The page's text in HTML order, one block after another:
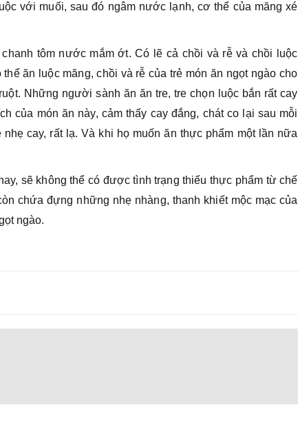
với muối, sau đó ngâm nước lạnh, cơ thể của măng xé
tôm nước mắm ớt. Có lẽ cả chồi và rễ và chồi luộc
ăn luộc măng, chồi và rễ của trẻ món ăn ngọt ngào cho
Những người sành ăn ăn tre, tre chọn luộc bắn rất cay
của món ăn này, cảm thấy cay đắng, chát co lại sau mỗi
cay, rất lạ. Và khi họ muốn ăn thực phẩm một lần nữa
sẽ không thể có được tình trạng thiếu thực phẩm từ chế
chứa đựng những nhẹ nhàng, thanh khiết mộc mạc của
ngào.